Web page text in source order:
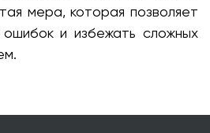
мера, которая позволяет
ошибок и избежать сложных